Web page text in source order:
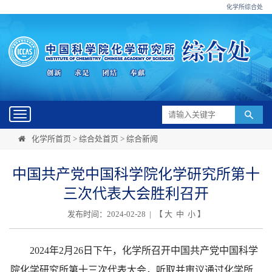
化学所综合处
Toggle
navigation
化学所首页 > 综合处首页 > 综合新闻
中国共产党中国科学院化学研究所第十
三次代表大会胜利召开
发布时间：2024-02-28 | 【 大 中 小】
2024年2月26日下午，化学所召开中国共产党中国科学
院化学研究所第十三次代表大会，听取并审议通过化学所